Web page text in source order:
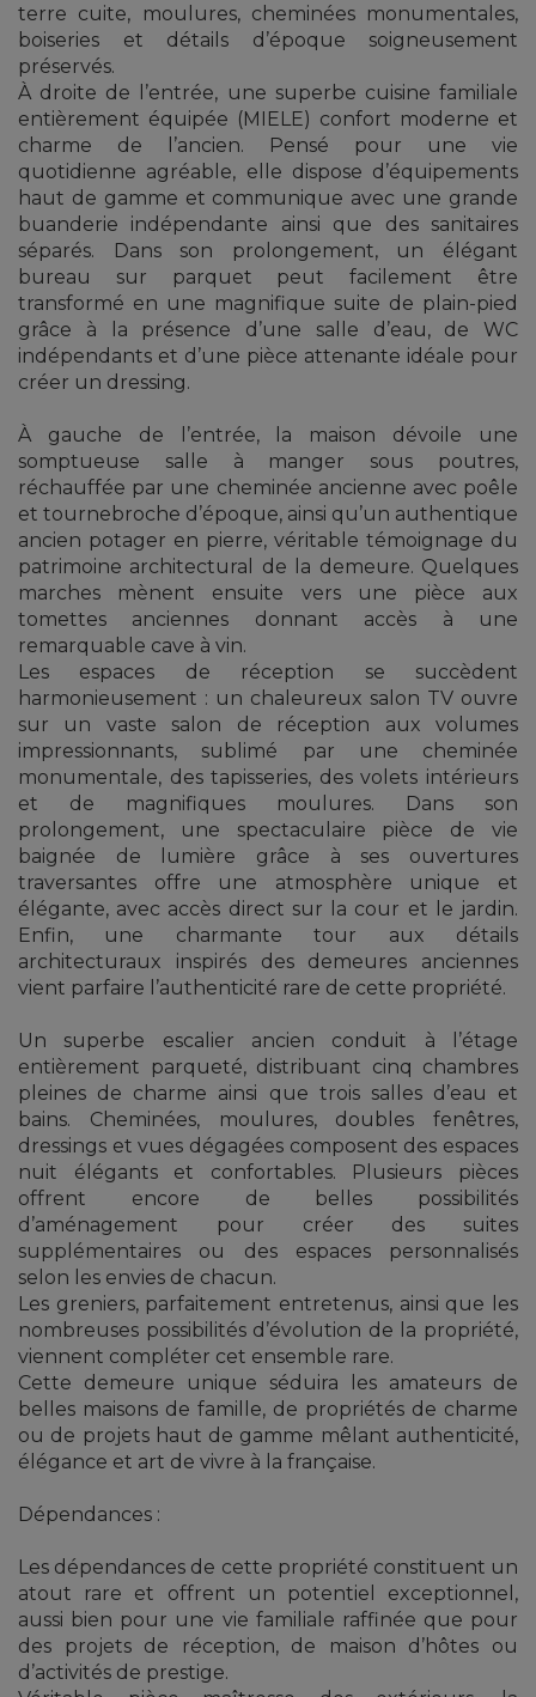
terre cuite, moulures, cheminées monumentales,
boiseries et détails d’époque soigneusement
préservés.
À droite de l’entrée, une superbe cuisine familiale
entièrement équipée (MIELE) confort moderne et
charme de l’ancien. Pensé pour une vie
quotidienne agréable, elle dispose d’équipements
haut de gamme et communique avec une grande
buanderie indépendante ainsi que des sanitaires
séparés. Dans son prolongement, un élégant
bureau sur parquet peut facilement être
transformé en une magnifique suite de plain-pied
grâce à la présence d’une salle d’eau, de WC
indépendants et d’une pièce attenante idéale pour
créer un dressing.
À gauche de l’entrée, la maison dévoile une
somptueuse salle à manger sous poutres,
réchauffée par une cheminée ancienne avec poêle
et tournebroche d’époque, ainsi qu’un authentique
ancien potager en pierre, véritable témoignage du
patrimoine architectural de la demeure. Quelques
marches mènent ensuite vers une pièce aux
tomettes anciennes donnant accès à une
remarquable cave à vin.
Les espaces de réception se succèdent
harmonieusement : un chaleureux salon TV ouvre
sur un vaste salon de réception aux volumes
impressionnants, sublimé par une cheminée
monumentale, des tapisseries, des volets intérieurs
et de magnifiques moulures. Dans son
prolongement, une spectaculaire pièce de vie
baignée de lumière grâce à ses ouvertures
traversantes offre une atmosphère unique et
élégante, avec accès direct sur la cour et le jardin.
Enfin, une charmante tour aux détails
architecturaux inspirés des demeures anciennes
vient parfaire l’authenticité rare de cette propriété.
Un superbe escalier ancien conduit à l’étage
entièrement parqueté, distribuant cinq chambres
pleines de charme ainsi que trois salles d’eau et
bains. Cheminées, moulures, doubles fenêtres,
dressings et vues dégagées composent des espaces
nuit élégants et confortables. Plusieurs pièces
offrent encore de belles possibilités
d’aménagement pour créer des suites
supplémentaires ou des espaces personnalisés
selon les envies de chacun.
Les greniers, parfaitement entretenus, ainsi que les
nombreuses possibilités d’évolution de la propriété,
viennent compléter cet ensemble rare.
Cette demeure unique séduira les amateurs de
belles maisons de famille, de propriétés de charme
ou de projets haut de gamme mêlant authenticité,
élégance et art de vivre à la française.
Dépendances :
Les dépendances de cette propriété constituent un
atout rare et offrent un potentiel exceptionnel,
aussi bien pour une vie familiale raffinée que pour
des projets de réception, de maison d’hôtes ou
d’activités de prestige.